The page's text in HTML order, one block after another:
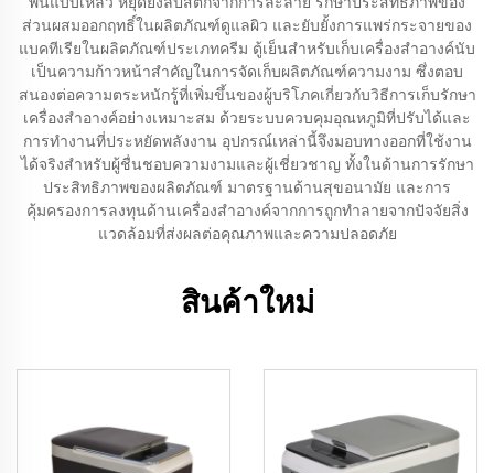
ส่วนผสมออกฤทธิ์ในผลิตภัณฑ์ดูแลผิว และยับยั้งการแพร่กระจายของ
แบคทีเรียในผลิตภัณฑ์ประเภทครีม ตู้เย็นสำหรับเก็บเครื่องสำอางค์นับ
เป็นความก้าวหน้าสำคัญในการจัดเก็บผลิตภัณฑ์ความงาม ซึ่งตอบ
สนองต่อความตระหนักรู้ที่เพิ่มขึ้นของผู้บริโภคเกี่ยวกับวิธีการเก็บรักษา
เครื่องสำอางค์อย่างเหมาะสม ด้วยระบบควบคุมอุณหภูมิที่ปรับได้และ
การทำงานที่ประหยัดพลังงาน อุปกรณ์เหล่านี้จึงมอบทางออกที่ใช้งาน
ได้จริงสำหรับผู้ชื่นชอบความงามและผู้เชี่ยวชาญ ทั้งในด้านการรักษา
ประสิทธิภาพของผลิตภัณฑ์ มาตรฐานด้านสุขอนามัย และการ
คุ้มครองการลงทุนด้านเครื่องสำอางค์จากการถูกทำลายจากปัจจัยสิ่ง
แวดล้อมที่ส่งผลต่อคุณภาพและความปลอดภัย
สินค้าใหม่